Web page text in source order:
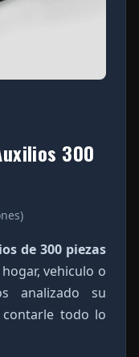
300
de 300 piezas
vehiculo o
analizado su
todo lo